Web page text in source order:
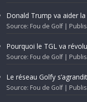
Donald Trump va aider
Source: Fou de Golf
Pourquoi le TGL va
Source: Fou de Golf
Le réseau Golfy
Source: Fou de Golf